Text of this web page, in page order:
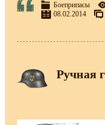
Боеприпасы
08.02.2014
Ручная